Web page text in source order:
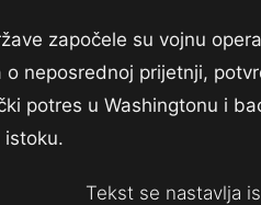
započele su vojnu
neposrednoj prijetnji,
potres u Washingtonu i
istoku.
Tekst se nastavlja